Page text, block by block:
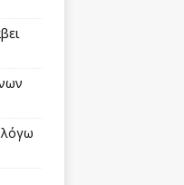
λόγω